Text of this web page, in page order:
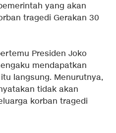
yang akan
tragedi Gerakan 30
Presiden Joko
mendapatkan
langsung. Menurutnya,
tidak akan
korban tragedi